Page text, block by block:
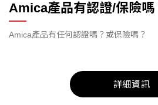
Amica產品有認證/保險嗎
Amica產品有任何認證嗎？或保險嗎？
詳細資訊